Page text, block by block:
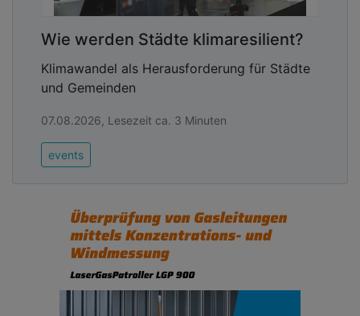
Wie werden Städte klimaresilient?
Klimawandel als Herausforderung für Städte
und Gemeinden
07.08.2026, Lesezeit ca. 3 Minuten
events